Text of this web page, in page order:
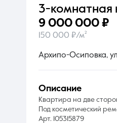
О компании
3-комнатная
9 000 000 ₽
150 000 ₽/м²
Архипо-Осиповка,
описание
Квартира на две
Под косметический
Арт. 105315879